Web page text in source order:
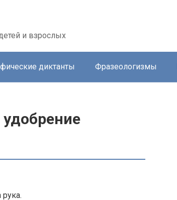
и взрослых
диктанты Фразеологизмы